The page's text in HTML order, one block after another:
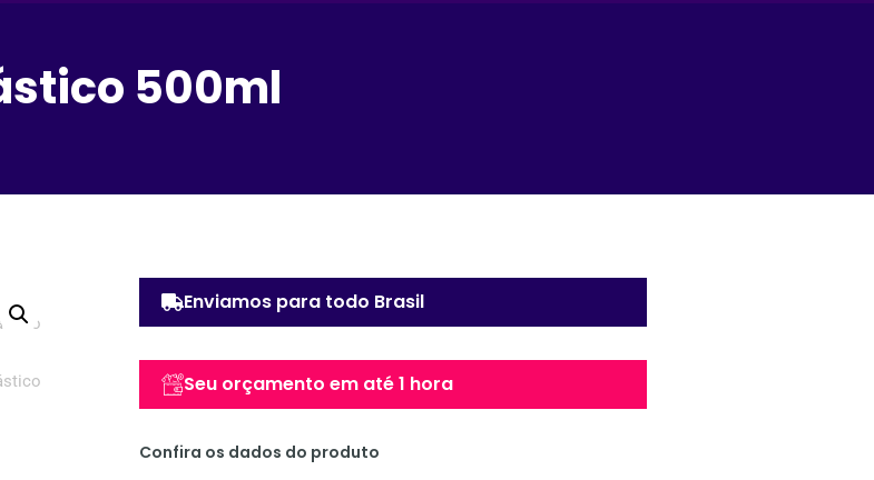
500ml
Enviamos para todo Brasil
Seu orçamento em até 1 hora
Confira os dados do produto